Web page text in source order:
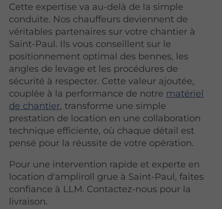
Cette expertise va au-delà de la simple
conduite. Nos chauffeurs deviennent de
véritables partenaires sur votre chantier à
Saint-Paul. Ils vous conseillent sur le
positionnement optimal des bennes, les
angles de levage et les procédures de
sécurité à respecter. Cette valeur ajoutée,
couplée à la performance de notre matériel
de chantier, transforme une simple
prestation de location en une collaboration
technique efficiente, où chaque détail est
pensé pour la réussite de votre opération.
Pour une intervention rapide et experte en
location d'ampliroll grue à Saint-Paul, faites
confiance à LLM. Contactez-nous pour la
livraison.